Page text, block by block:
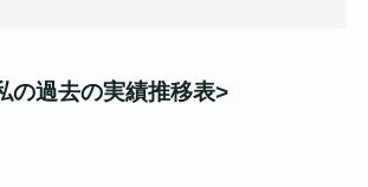
の過去の実績推移表>